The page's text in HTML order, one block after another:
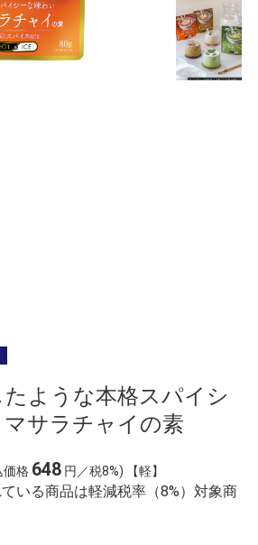
たような本格スパイシ
サラチャイの素
価格 648 円／税8%) 【軽】
ている商品は軽減税率（8%）対象商